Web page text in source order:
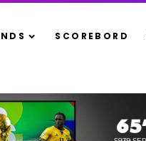
SCOREBORD